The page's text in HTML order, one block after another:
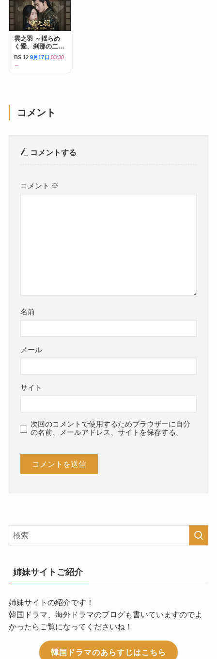
雲之羽 ～揺らめ
く愛、刹那の二人
～
BS 12 9月17日 03:30
～
コメント
コメントする
コメント ※
名前
メール
サイト
次回のコメントで使用するためブラウザーに自分
の名前、メールアドレス、サイトを保存する。
姉妹サイトご紹介
姉妹サイトの紹介です！
韓国ドラマ、海外ドラマのブログも書いていますのでよ
かったらご覧になってくださいね！
韓国ドラマのあらすじはこちら